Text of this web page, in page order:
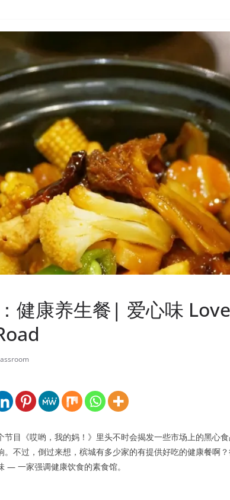
健康养生餐| 爱心味
节目《哎哟，我的妈！》里头不时会揭发一些市场上的黑心
。不过，倒过来想，槟城有多少家的有提供好吃的健康餐啊
— 一家强调健康饮食的素食馆。